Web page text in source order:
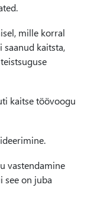
mille korral
kaitsta,
kaitse töövoogu
vastendamine
see on juba